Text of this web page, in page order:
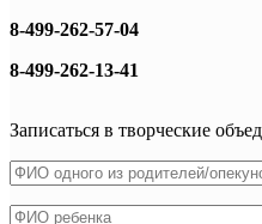
8-499-262-57-04
8-499-262-13-41
Записаться в творческие